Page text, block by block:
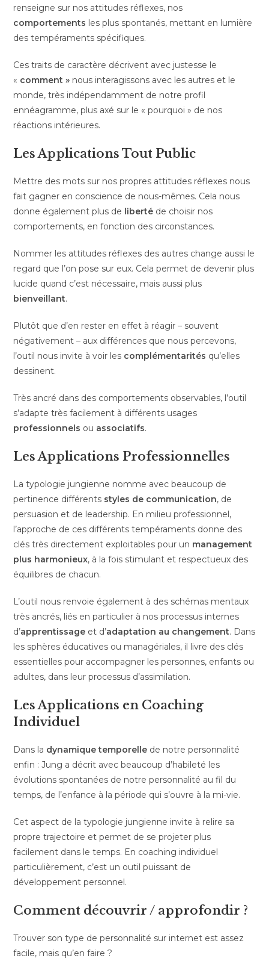
renseigne sur nos attitudes réflexes, nos
comportements les plus spontanés, mettant en lumière
des tempéraments spécifiques.
Ces traits de caractère décrivent avec justesse le
« comment » nous interagissons avec les autres et le
monde, très indépendamment de notre profil
ennéagramme, plus axé sur le « pourquoi » de nos
réactions intérieures.
Les Applications Tout Public
Mettre des mots sur nos propres attitudes réflexes nous
fait gagner en conscience de nous-mêmes. Cela nous
donne également plus de liberté de choisir nos
comportements, en fonction des circonstances.
Nommer les attitudes réflexes des autres change aussi le
regard que l’on pose sur eux. Cela permet de devenir plus
lucide quand c’est nécessaire, mais aussi plus
bienveillant.
Plutôt que d’en rester en effet à réagir – souvent
négativement – aux différences que nous percevons,
l’outil nous invite à voir les complémentarités qu’elles
dessinent.
Très ancré dans des comportements observables, l’outil
s’adapte très facilement à différents usages
professionnels ou associatifs.
Les Applications Professionnelles
La typologie jungienne nomme avec beaucoup de
pertinence différents styles de communication, de
persuasion et de leadership. En milieu professionnel,
l’approche de ces différents tempéraments donne des
clés très directement exploitables pour un management
plus harmonieux, à la fois stimulant et respectueux des
équilibres de chacun.
L’outil nous renvoie également à des schémas mentaux
très ancrés, liés en particulier à nos processus internes
d’apprentissage et d’adaptation au changement. Dans
les sphères éducatives ou managériales, il livre des clés
essentielles pour accompagner les personnes, enfants ou
adultes, dans leur processus d’assimilation.
Les Applications en Coaching
Individuel
Dans la dynamique temporelle de notre personnalité
enfin : Jung a décrit avec beaucoup d’habileté les
évolutions spontanées de notre personnalité au fil du
temps, de l’enfance à la période qui s’ouvre à la mi-vie.
Cet aspect de la typologie jungienne invite à relire sa
propre trajectoire et permet de se projeter plus
facilement dans le temps. En coaching individuel
particulièrement, c’est un outil puissant de
développement personnel.
Comment découvrir / approfondir ?
Trouver son type de personnalité sur internet est assez
facile, mais qu’en faire ?